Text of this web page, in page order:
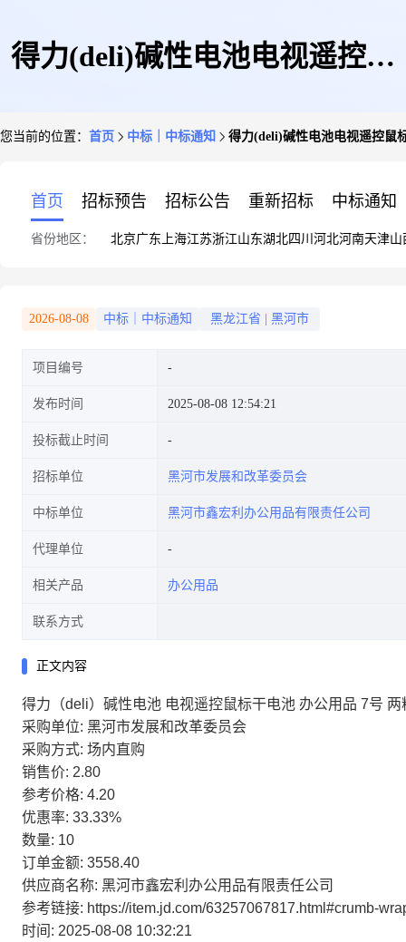
得力(deli)碱性电池电视遥控鼠
您当前的位置： 首页 中标｜中标通知 得力(deli)碱性电池电视遥控鼠
首页 招标预告 招标公告 重新招标 中标通知
省份地区： 北京广东 上海江苏浙江山东湖北四川 河北河南天津山
2026-08-08 中标｜中标通知 黑龙江省 黑河市
项目编号
发布时间 2025-08-08 12:54:21
投标截止时间
招标单位 黑河市发展和改革委员会
中标单位 黑河市鑫宏利办公用品有限责任公司
代理单位
相关产品 办公用品
联系方式
正文内容
得力（deli）碱性电池 电视遥控鼠标干电池 办公用品 7号
采购单位: 黑河市发展和改革委员会
采购方式: 场内直购
销售价: 2.80
参考价格: 4.20
优惠率: 33.33%
数量: 10
订单金额: 3558.40
供应商名称: 黑河市鑫宏利办公用品有限责任公司
参考链接: https://item.jd.com/63257067817.html#crumb-
时间: 2025-08-08 10:32:21